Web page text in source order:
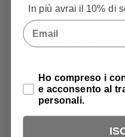
In più avrai il 10% di
Email
Privacy Policy
Ho compreso i
e acconsento al
personali.